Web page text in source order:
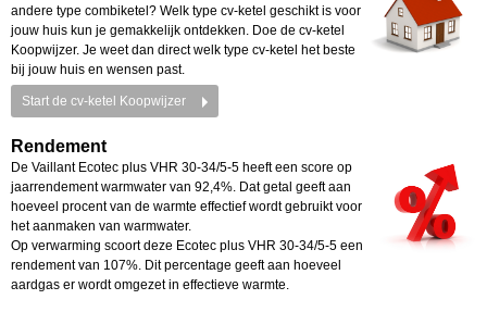
andere type combiketel? Welk type cv-ketel geschikt is voor
jouw huis kun je gemakkelijk ontdekken. Doe de cv-ketel
Koopwijzer. Je weet dan direct welk type cv-ketel het beste
bij jouw huis en wensen past.
Start de cv-ketel Koopwijzer
Rendement
De Vaillant Ecotec plus VHR 30-34/5-5 heeft een score op
jaarrendement warmwater van 92,4%. Dat getal geeft aan
hoeveel procent van de warmte effectief wordt gebruikt voor
het aanmaken van warmwater.
Op verwarming scoort deze Ecotec plus VHR 30-34/5-5 een
rendement van 107%. Dit percentage geeft aan hoeveel
aardgas er wordt omgezet in effectieve warmte.